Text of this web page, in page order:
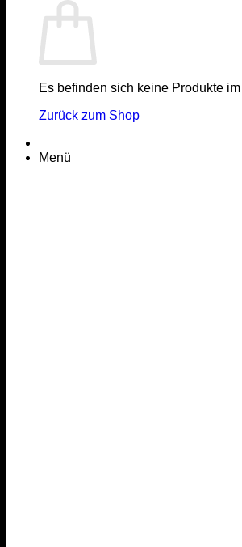
Es befinden sich keine Produkte
Zurück zum Shop
Menü